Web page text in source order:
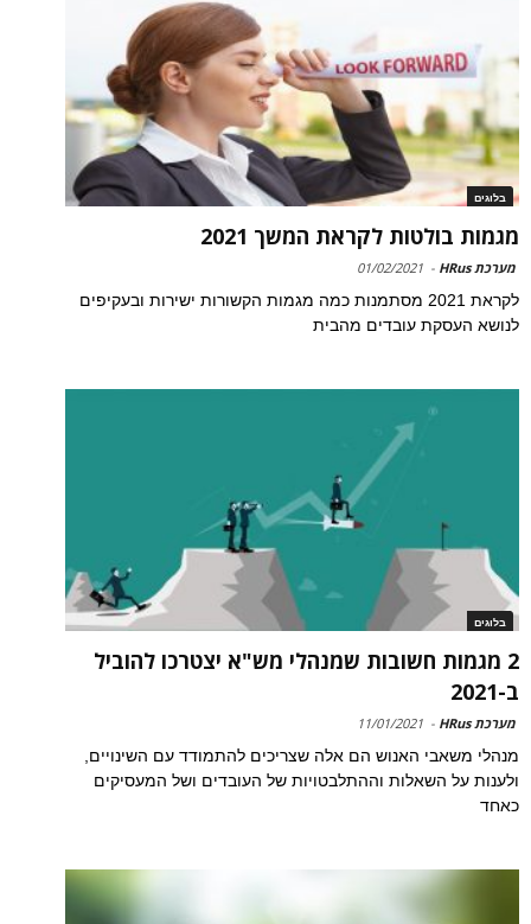
בלוגים
מגמות בולטות לקראת המשך 2021
מערכת HRus -
01/02/2021
לקראת 2021 מסתמנות כמה מגמות הקשורות ישירות ובעקיפים
לנושא העסקת עובדים מהבית
בלוגים
2 מגמות חשובות שמנהלי מש"א יצטרכו להוביל
ב-2021
מערכת HRus -
11/01/2021
מנהלי משאבי האנוש הם אלה שצריכים להתמודד עם השינויים,
ולענות על השאלות וההתלבטויות של העובדים ושל המעסיקים
כאחד